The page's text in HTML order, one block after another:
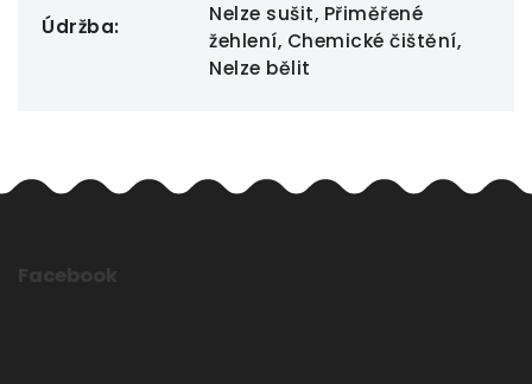
Údržba:
Nelze sušit, Přiměřené
žehlení, Chemické čištění,
Nelze bělit
Facebook